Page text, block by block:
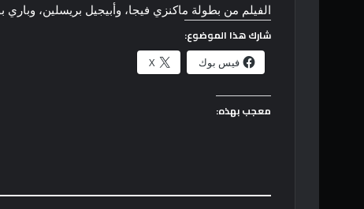
الفيلم من بطولة ماكنزي فيجا، وأبيجيل بريسلين،
شارك هذا الموضوع:
فيس بوك X
معجب بهذه: